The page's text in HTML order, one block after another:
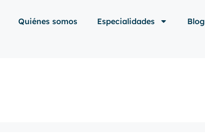
Quiénes somos Especialidades Blog